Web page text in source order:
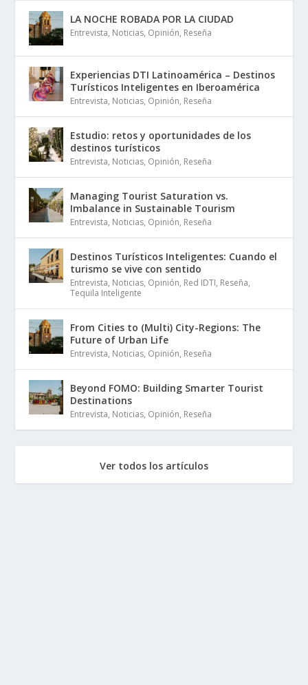
LA NOCHE ROBADA POR LA CIUDAD
Entrevista, Noticias, Opinión, Reseña
Experiencias DTI Latinoamérica – Destinos
Turísticos Inteligentes en Iberoamérica
Entrevista, Noticias, Opinión, Reseña
Estudio: retos y oportunidades de los
destinos turísticos
Entrevista, Noticias, Opinión, Reseña
Managing Tourist Saturation vs.
Imbalance in Sustainable Tourism
Entrevista, Noticias, Opinión, Reseña
Destinos Turísticos Inteligentes: Cuando el
turismo se vive con sentido
Entrevista, Noticias, Opinión, Red IDTI, Reseña,
Tequila Inteligente
From Cities to (Multi) City-Regions: The
Future of Urban Life
Entrevista, Noticias, Opinión, Reseña
Beyond FOMO: Building Smarter Tourist
Destinations
Entrevista, Noticias, Opinión, Reseña
Ver todos los artículos